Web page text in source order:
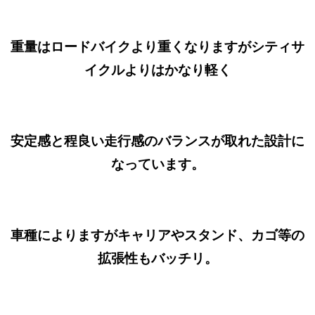
重量はロードバイクより重くなりますがシティサ
イクルよりはかなり軽く
安定感と程良い走行感のバランスが取れた設計に
なっています。
車種によりますがキャリアやスタンド、カゴ等の
拡張性もバッチリ。